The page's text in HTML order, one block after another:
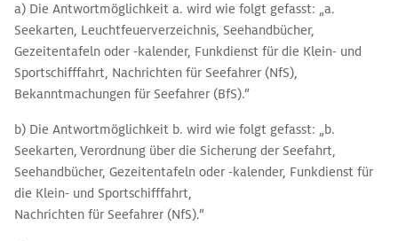
a) Die Antwortmöglichkeit a. wird wie folgt gefasst: „a.
Seekarten, Leuchtfeuerverzeichnis, Seehandbücher,
Gezeitentafeln oder -kalender, Funkdienst für die Klein- und
Sportschifffahrt, Nachrichten für Seefahrer (NfS),
Bekanntmachungen für Seefahrer (BfS).“
b) Die Antwortmöglichkeit b. wird wie folgt gefasst: „b.
Seekarten, Verordnung über die Sicherung der Seefahrt,
Seehandbücher, Gezeitentafeln oder -kalender, Funkdienst für
die Klein- und Sportschifffahrt,
Nachrichten für Seefahrer (NfS).“